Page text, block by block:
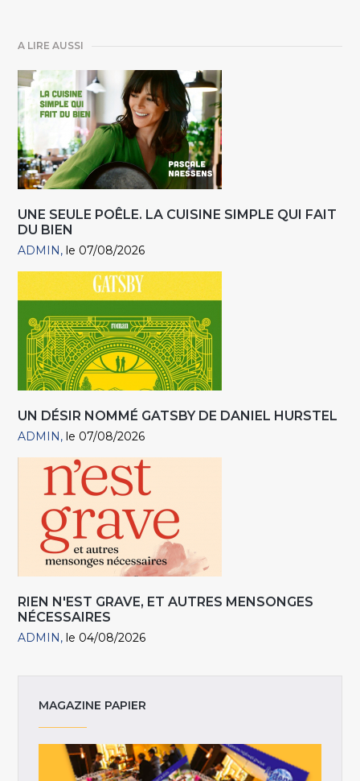
A LIRE AUSSI
UNE SEULE POÊLE. LA CUISINE SIMPLE QUI FAIT
DU BIEN
ADMIN le 07/08/2026
UN DÉSIR NOMMÉ GATSBY DE DANIEL HURSTEL
ADMIN le 07/08/2026
RIEN N'EST GRAVE, ET AUTRES MENSONGES
NÉCESSAIRES
ADMIN le 04/08/2026
MAGAZINE PAPIER